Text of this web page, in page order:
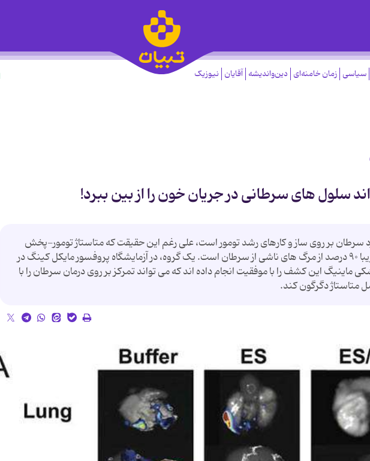
سیاسی زمان خامنه‌ای دین‌واندیشه آقایان نیوزیک
سلول های سرطانی در جریان خون را از بین ببرد!
سرطان بر روی ساز و کارهای رشد تومور است، علی رغم این حقیقت که متاستاژ تومور-پخش
سلول های تومور- مسئول تقریبا ۹۰ درصد از مرگ های ناشی از سرطان است. یک گروه، در آزمایشگاه پروفسور مایکل کینگ در
این کشف را با موفقیت انجام داده اند که می تواند تمرکز بر روی درمان سرطان را با
متاستاژ دگرگون کند.